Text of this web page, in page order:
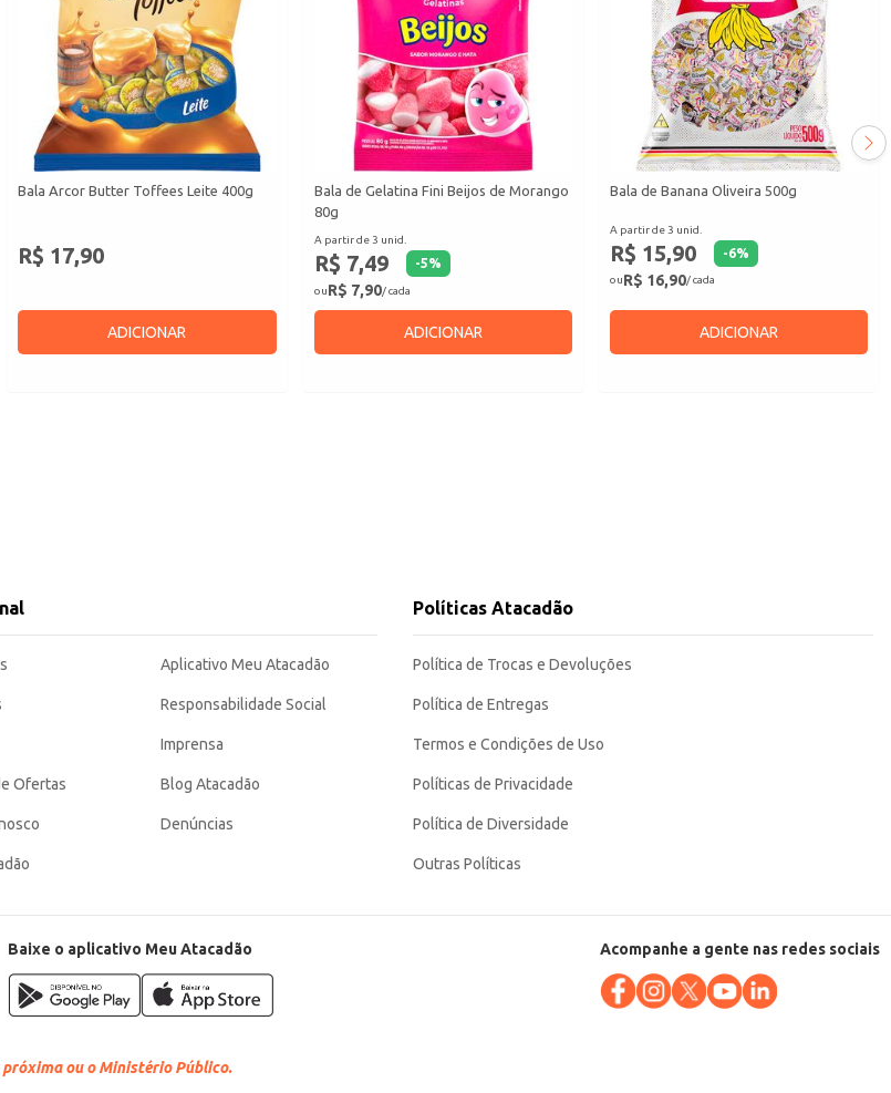
Bala Arcor Butter Toffees Leite 400g
R$ 17,90
ADICIONAR
Bala de Gelatina Fini Beijos de Morango
80g
A partir de 3 unid.
R$ 7,49 -5%
ouR$ 7,90/ cada
ADICIONAR
Bala de Banana Oliveira 500g
A partir de 3 unid.
R$ 15,90 -6%
ouR$ 16,90/ cada
ADICIONAR
Ofertas
Aplicativo Meu Atacadão
Responsabilidade Social
Imprensa
Blog Atacadão
Denúncias
Políticas Atacadão
Política de Trocas e Devoluções
Política de Entregas
Termos e Condições de Uso
Políticas de Privacidade
Política de Diversidade
Outras Políticas
Baixe o aplicativo Meu Atacadão Acompanhe a gente nas redes sociais
próxima ou o Ministério Público.